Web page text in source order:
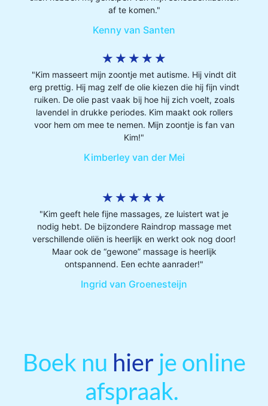
af te komen."
Kenny van Santen
★ ★ ★ ★ ★
"Kim masseert mijn zoontje met autisme. Hij vindt dit
erg prettig. Hij mag zelf de olie kiezen die hij fijn vindt
ruiken. De olie past vaak bij hoe hij zich voelt, zoals
lavendel in drukke periodes. Kim maakt ook rollers
voor hem om mee te nemen. Mijn zoontje is fan van
Kim!"
Kimberley van der Mei
★ ★ ★ ★ ★
"Kim geeft hele fijne massages, ze luistert wat je
nodig hebt. De bijzondere Raindrop massage met
verschillende oliën is heerlijk en werkt ook nog door!
Maar ook de “gewone” massage is heerlijk
ontspannend. Een echte aanrader!"
Ingrid van Groenesteijn
Boek nu hier je online
afspraak.